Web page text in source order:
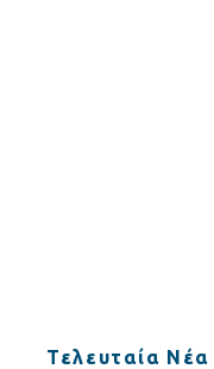
Τελευταία Νέα